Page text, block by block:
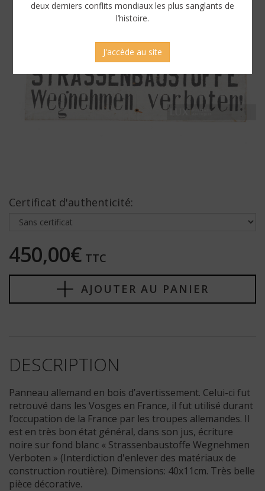
Certificat d'authenticité:
450,00€ TTC
AJOUTER AU PANIER
DESCRIPTION
Panneau allemand en bois d’avertissement. Celui-ci fut
retrouvé dans les Vosges en France, il fut utilisé durant
l’occupation de la France par les troupes allemandes. Il
est en très bon état général, dans son jus, écriture
noire sur fond blanc « Strassenbaustoffe Wegnehmen
Verboten » (Interdiction d'enlever des matériaux de
construction routière). Dimensions: 40x11cm. Très belle
pièce décorative.
deux derniers conflits mondiaux les plus sanglants de
l’histoire.
J'accède au site